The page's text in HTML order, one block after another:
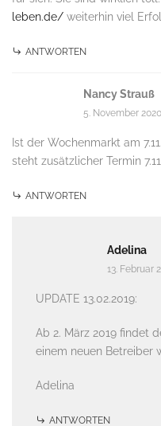
leben.de/ weiterhin viel
ANTWORTEN
Nancy Strauß
5. November
Ist der Wochenmarkt am
steht zusätzlicher Termin
ANTWORTEN
Adelina
13. Februar
UPDATE 13.02.2019:
Ab 2. März 2019 findet
einem neuen Betreiber
Adelina
ANTWORTEN